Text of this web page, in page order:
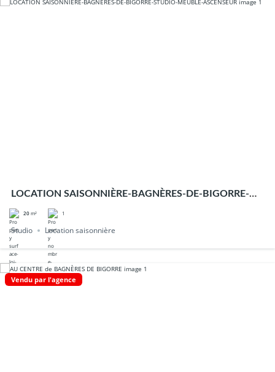
LOCATION SAISONNIÈRE-BAGNÈRES-DE-BIGORRE-
STUDIO-MEUBLÉ-ASCENSEUR
20 m² 1
Studio Location saisonnière
Vendu par l'agence